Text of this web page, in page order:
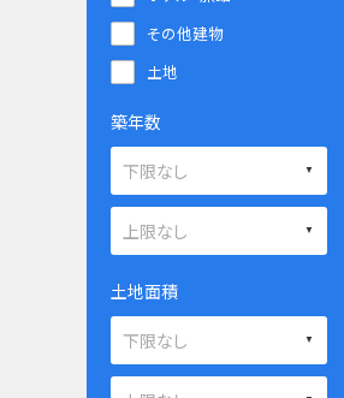
その他建物
土地
築年数
土地面積